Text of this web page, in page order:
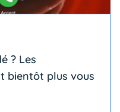
? Les
bientôt plus vous